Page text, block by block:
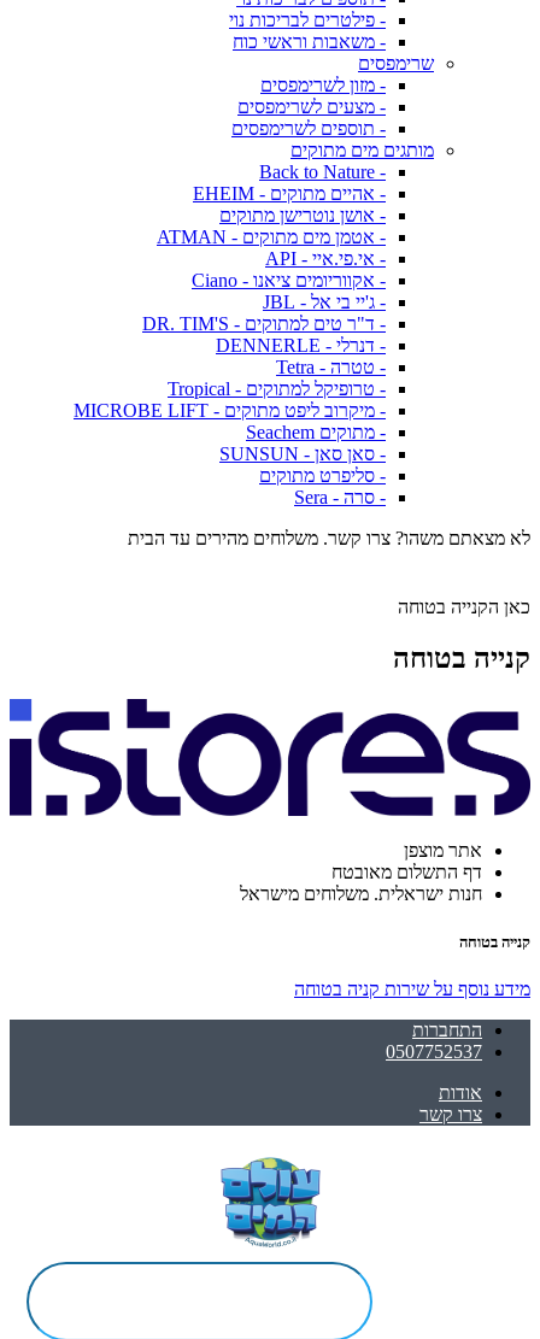
- פילטרים לבריכות נוי
- משאבות וראשי כוח
שרימפסים
- מזון לשרימפסים
- מצעים לשרימפסים
- תוספים לשרימפסים
מותגים מים מתוקים
- Back to Nature
- אהיים מתוקים - EHEIM
- אושן נוטרישן מתוקים
- אטמן מים מתוקים - ATMAN
- אי.פי.איי - API
- אקווריומים ציאנו - Ciano
- ג'יי בי אל - JBL
- ד"ר טים למתוקים - DR. TIM'S
- דנרלי - DENNERLE
- טטרה - Tetra
- טרופיקל למתוקים - Tropical
- מיקרוב ליפט מתוקים - MICROBE LIFT
- מתוקים Seachem
- סאן סאן - SUNSUN
- סליפרט מתוקים
- סרה - Sera
לא מצאתם משהו? צרו קשר. משלוחים מהירים עד הבית
כאן הקנייה בטוחה
קנייה בטוחה
אתר מוצפן
דף התשלום מאובטח
חנות ישראלית. משלוחים מישראל
קנייה בטוחה
מידע נוסף על שירות קניה בטוחה
התחברות
0507752537
אודות
צרו קשר